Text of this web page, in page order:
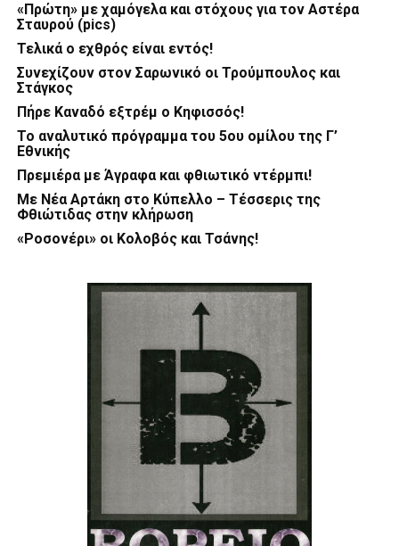
«Πρώτη» με χαμόγελα και στόχους για τον Αστέρα
Σταυρού (pics)
Τελικά ο εχθρός είναι εντός!
Συνεχίζουν στον Σαρωνικό οι Τρούμπουλος και
Στάγκος
Πήρε Καναδό εξτρέμ ο Κηφισσός!
Το αναλυτικό πρόγραμμα του 5ου ομίλου της Γ’
Εθνικής
Πρεμιέρα με Άγραφα και φθιωτικό ντέρμπι!
Με Νέα Αρτάκη στο Κύπελλο – Τέσσερις της
Φθιώτιδας στην κλήρωση
«Ροσονέρι» οι Κολοβός και Τσάνης!